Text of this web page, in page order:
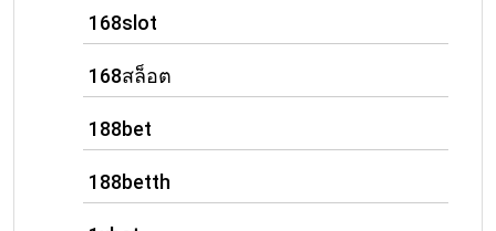
168slot
168สล็อต
188bet
188betth